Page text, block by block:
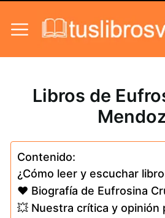
Libros de
Contenido:
¿Cómo leer y escuchar
❤️ Biografía de Eufrosina
💥 Nuestra crítica y opinión